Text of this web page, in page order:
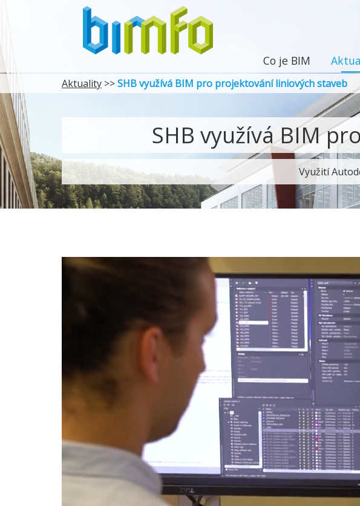
Co je BIM
Aktuality >>SHB využívá BIM pro projektování liniových staveb
SHB využívá BIM
Využití